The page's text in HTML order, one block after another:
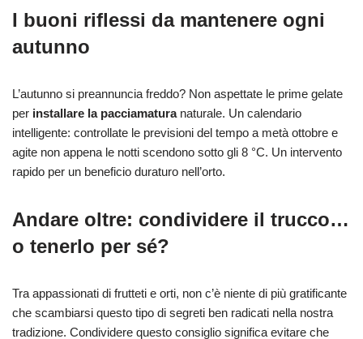
I buoni riflessi da mantenere ogni
autunno
L’autunno si preannuncia freddo? Non aspettate le prime gelate
per installare la pacciamaturanaturale. Un calendario
intelligente: controllate le previsioni del tempo a metà ottobre e
agite non appena le notti scendono sotto gli 8 °C. Un intervento
rapido per un beneficio duraturo nell’orto.
Andare oltre: condividere il trucco…
o tenerlo per sé?
Tra appassionati di frutteti e orti, non c’è niente di più gratificante
che scambiarsi questo tipo di segreti ben radicati nella nostra
tradizione. Condividere questo consiglio significa evitare che